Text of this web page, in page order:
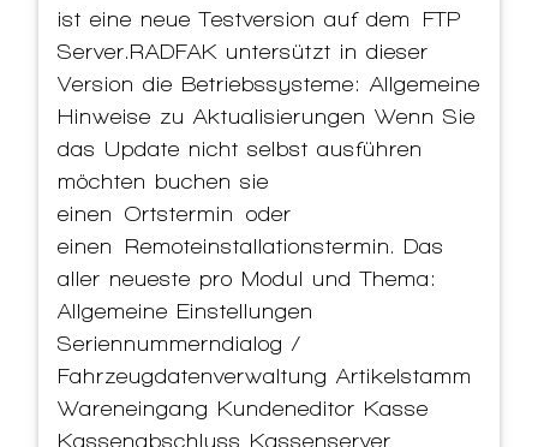
ist eine neue Testversion auf dem FTP
Server.RADFAK untersützt in dieser
Version die Betriebssysteme: Allgemeine
Hinweise zu Aktualisierungen Wenn Sie
das Update nicht selbst ausführen
möchten buchen sie
einen Ortstermin oder
einen Remoteinstallationstermin. Das
aller neueste pro Modul und Thema:
Allgemeine Einstellungen
Seriennummerndialog /
Fahrzeugdatenverwaltung Artikelstamm
Wareneingang Kundeneditor Kasse
Kassenabschluss Kassenserver